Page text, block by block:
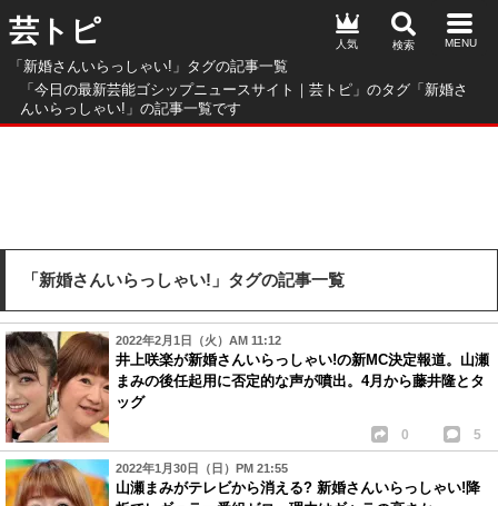
芸トピ
「新婚さんいらっしゃい!」タグの記事一覧
「今日の最新芸能ゴシップニュースサイト｜芸トピ」のタグ「新婚さ
んいらっしゃい!」の記事一覧です
人気
「新婚さんいらっしゃい!」タグの記事一覧
2022年2月1日（火）AM 11:12
井上咲楽が新婚さんいらっしゃい!の新MC決定報道。山瀬
まみの後任起用に否定的な声が噴出。4月から藤井隆とタ
ッグ
0 5
2022年1月30日（日）PM 21:55
山瀬まみがテレビから消える? 新婚さんいらっしゃい!降